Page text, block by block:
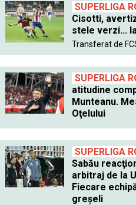
SUPERLIGA
Cisotti,
stele verzi...
Transferat de
SUPERLIGA
atitudine
Munteanu.
Oţelului
SUPERLIGA
Sabău
arbitraj de la
Fiecare
greşeli